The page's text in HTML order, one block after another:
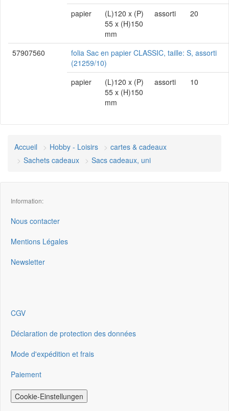
papier
(L)120 x (P)
55 x (H)150
mm
assorti 20
57907560
folia Sac en papier CLASSIC, taille: S, assorti
(21259/10)
papier
(L)120 x (P)
55 x (H)150
mm
assorti 10
Accueil Hobby - Loisirs
cartes & cadeaux
Sachets cadeaux
Sacs cadeaux, uni
Information:
Nous contacter
Mentions Légales
Newsletter
CGV
Déclaration de protection des données
Mode d'expédition et frais
Paiement
Cookie-Einstellungen